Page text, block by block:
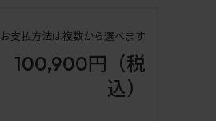
お支払方法は複数から選べます
100,900円 （税
込）